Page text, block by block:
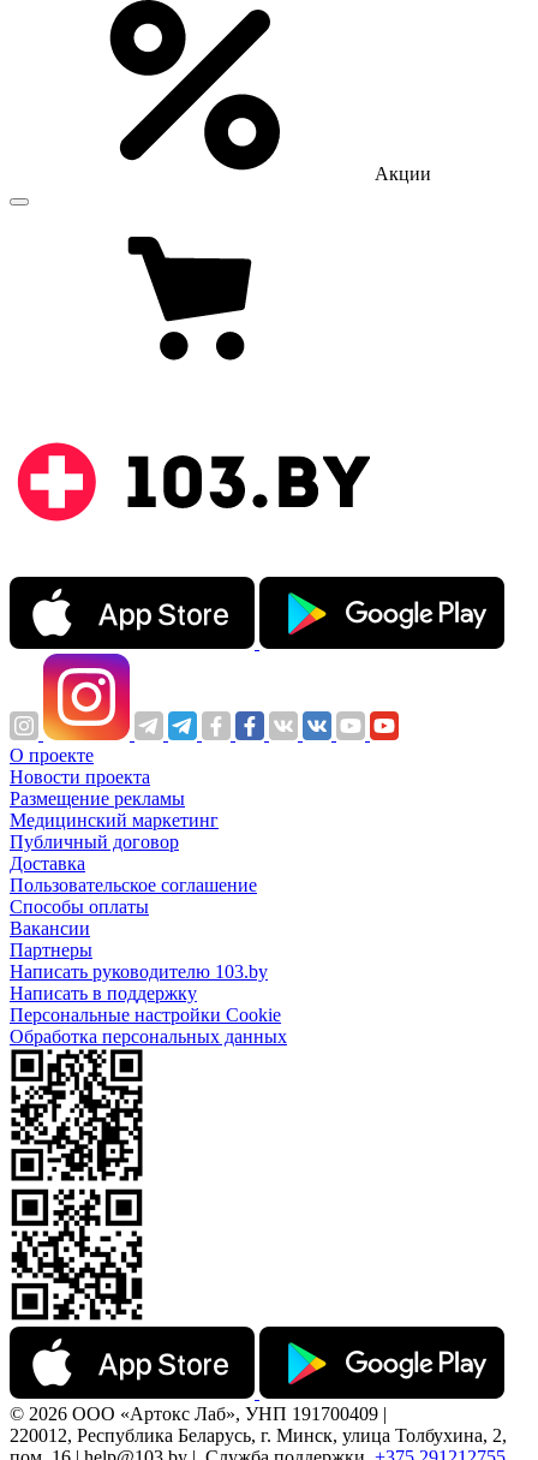
Акции
О проекте
Новости проекта
Размещение рекламы
Медицинский маркетинг
Публичный договор
Доставка
Пользовательское соглашение
Способы оплаты
Вакансии
Партнеры
Написать руководителю 103.by
Написать в поддержку
Персональные настройки Cookie
Обработка персональных данных
© 2026 ООО «Артокс Лаб», УНП 191700409 |
220012, Республика Беларусь, г. Минск, улица Толбухина, 2,